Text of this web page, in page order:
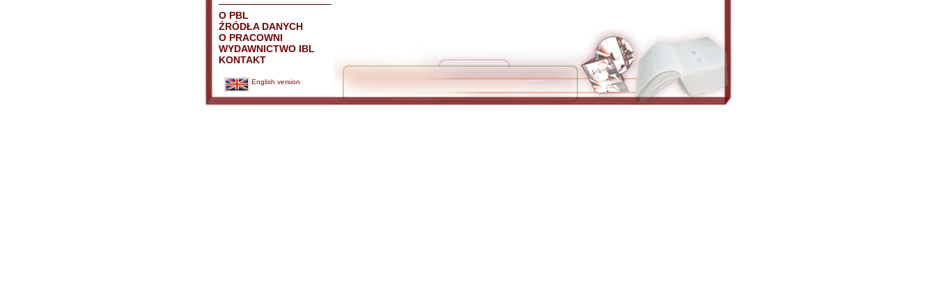
O PBL
ŹRÓDŁA DANYCH
O PRACOWNI
WYDAWNICTWO IBL
KONTAKT
English version